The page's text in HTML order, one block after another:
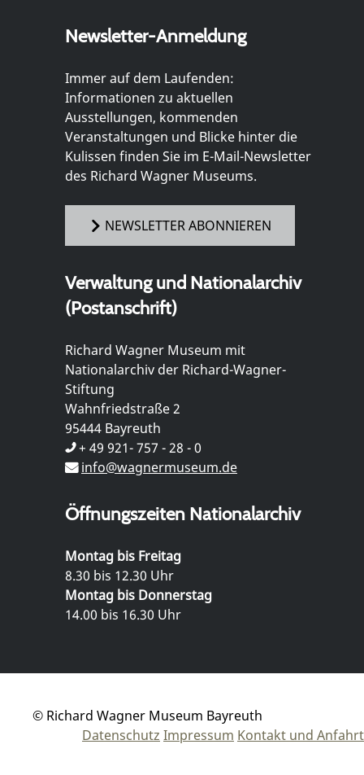
Newsletter-Anmeldung
Immer auf dem Laufenden:
Informationen zu aktuellen
Ausstellungen, kommenden
Veranstaltungen und Blicke hinter die
Kulissen finden Sie im E-Mail-Newsletter
des Richard Wagner Museums.
NEWSLETTER ABONNIEREN
Verwaltung und Nationalarchiv
(Postanschrift)
Richard Wagner Museum mit
Nationalarchiv der Richard-Wagner-
Stiftung
Wahnfriedstraße 2
95444 Bayreuth
+ 49 921- 757 - 28 - 0
info@wagnermuseum.de
Öffnungszeiten Nationalarchiv
Montag bis Freitag
8.30 bis 12.30 Uhr
Montag bis Donnerstag
14.00 bis 16.30 Uhr
© Richard Wagner Museum Bayreuth
Datenschutz Impressum Kontakt und Anfahrt